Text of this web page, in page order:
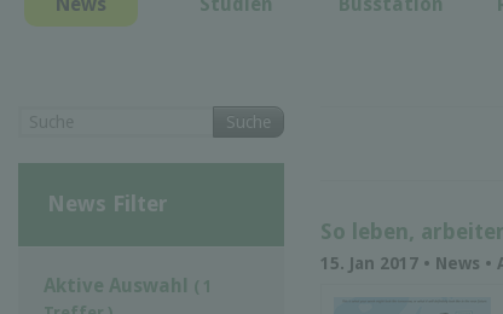
So leben,
15. Jan 2017 • News
Suche
News Filter
Aktive Auswahl ( 1